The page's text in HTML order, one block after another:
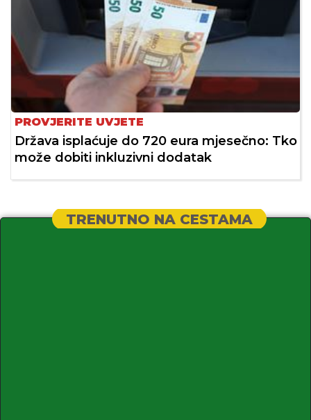
PROVJERITE UVJETE
Država isplaćuje do 720 eura mjesečno: Tko
može dobiti inkluzivni dodatak
TRENUTNO NA CESTAMA